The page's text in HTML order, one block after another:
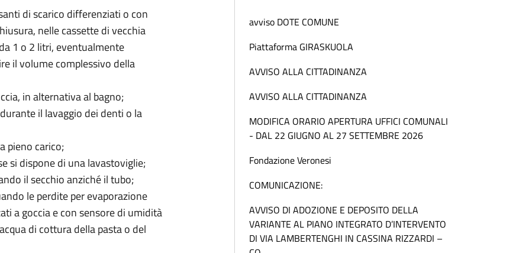
di scarico differenziati o con
nelle cassette di vecchia
1 o 2 litri, eventualmente
il volume complessivo della
in alternativa al bagno;
il lavaggio dei denti o la
pieno carico;
si dispone di una lavastoviglie;
il secchio anziché il tubo;
le perdite per evaporazione
a goccia e con sensore di umidità
di cottura della pasta o del
avviso DOTE COMUNE
Piattaforma GIRASKUOLA
AVVISO ALLA CITTADINANZA
AVVISO ALLA CITTADINANZA
MODIFICA ORARIO APERTURA UFFICI COMUNALI
- DAL 22 GIUGNO AL 27 SETTEMBRE 2026
Fondazione Veronesi
COMUNICAZIONE:
AVVISO DI ADOZIONE E DEPOSITO DELLA
VARIANTE AL PIANO INTEGRATO D’INTERVENTO
DI VIA LAMBERTENGHI IN CASSINA RIZZARDI –